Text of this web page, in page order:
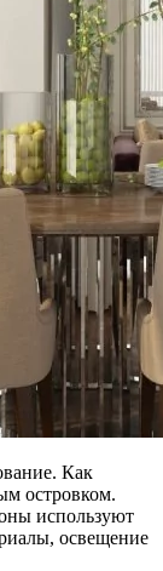
Как
островком.
используют
освещение